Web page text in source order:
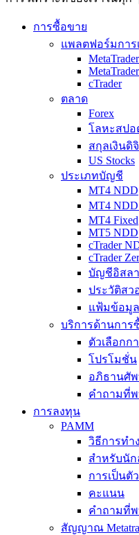
การซื้อขาย
แพลตฟอร์มการ
cTrader
ตลาด
Forex
โลหะสปอ
สกุลเงินดิ
US Stocks
ประเภทบัญชี
MT4 NDD
MT4
MT4 Fixed
MT5 NDD
cTrader
cTrader
บัญชีอิสล
ประวัติสว
แฟ้มข้อมูล
บริการด้านการ
ตัวเลือกก
โปรโมชั่น
อภิธานศั
คำถามที่
การลงทุน
PAMM
วิธีการทำ
สำหรับนัก
การเป็นตั
คะแนน
คำถามที่
สัญญาณ